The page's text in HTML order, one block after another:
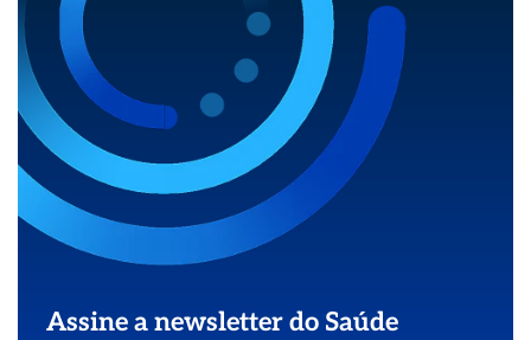
Assine a newsletter do Saúde